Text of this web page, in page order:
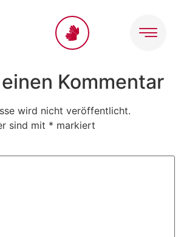
Kommentar
wird nicht veröffentlicht.
sind mit * markiert